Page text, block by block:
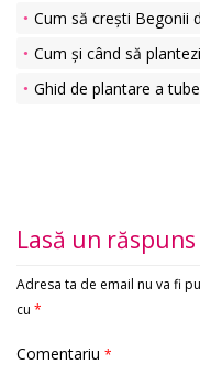
Cum să crești Begonii
Cum și când să
Ghid de plantare a
Lasă un răspuns
Adresa ta de email nu va fi
cu *
Comentariu *